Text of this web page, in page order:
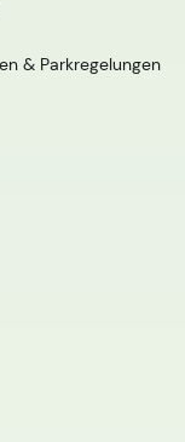
& Parkregelungen